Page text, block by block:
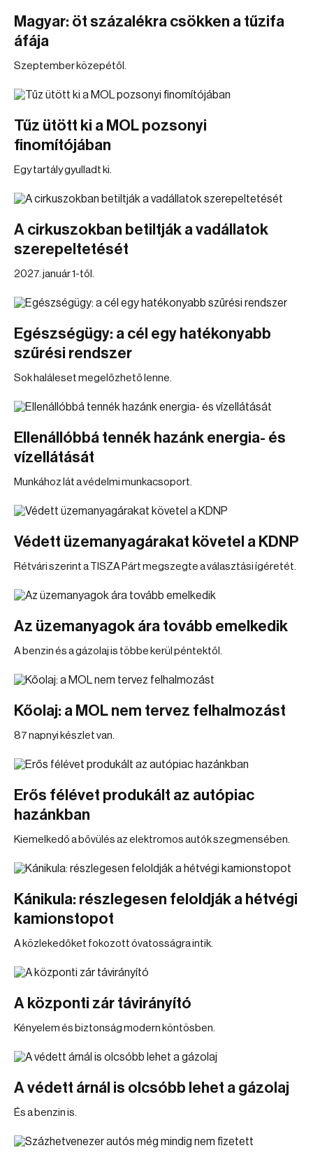
Magyar: öt százalékra csökken a tűzifa
áfája
Szeptember közepétől.
Tűz ütött ki a MOL pozsonyi
finomítójában
Egy tartály gyulladt ki.
A cirkuszokban betiltják a vadállatok
szerepeltetését
2027. január 1-től.
Egészségügy: a cél egy hatékonyabb
szűrési rendszer
Sok haláleset megelőzhető lenne.
Ellenállóbbá tennék hazánk energia- és
vízellátását
Munkához lát a védelmi munkacsoport.
Védett üzemanyagárakat követel a KDNP
Rétvári szerint a TISZA Párt megszegte a választási ígéretét.
Az üzemanyagok ára tovább emelkedik
A benzin és a gázolaj is többe kerül péntektől.
Kőolaj: a MOL nem tervez felhalmozást
87 napnyi készlet van.
Erős félévet produkált az autópiac
hazánkban
Kiemelkedő a bővülés az elektromos autók szegmensében.
Kánikula: részlegesen feloldják a hétvégi
kamionstopot
A közlekedőket fokozott óvatosságra intik.
A központi zár távirányító
Kényelem és biztonság modern köntösben.
A védett árnál is olcsóbb lehet a gázolaj
És a benzin is.